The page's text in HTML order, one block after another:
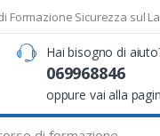
Formazione Sicurezza sul
Hai bisogno di
069968846
oppure vai alla